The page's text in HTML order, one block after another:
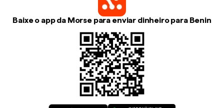
Baixe o app da Morse para enviar dinheiro para Benin